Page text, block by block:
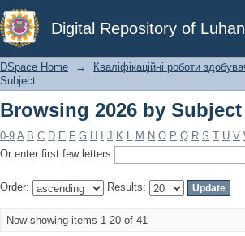
Digital Repository of
Browsing 2026 by Subject
DSpace Home →
Кваліфікаційні роботи
Subject
Browsing 2026 by Subject
0-9 A B C D E F G H J K L M N O P Q R S T U V
Or enter first few letters:
Order: Results:
Now showing items 1-20 of 41